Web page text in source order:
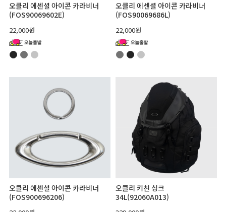
오클리 에센셜 아이콘 카라비너
(FOS90069602E)
22,000원
오클리 에센셜 아이콘 카라비너
(FOS90069686L)
22,000원
오클리 에센셜 아이콘 카라비너
(FOS900696206)
오클리 키친 싱크
34L(92060A013)